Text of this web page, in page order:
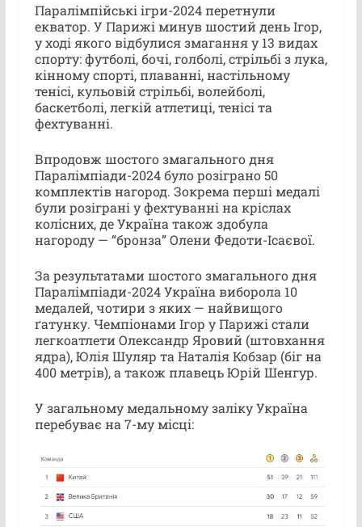
Паралімпійські ігри-2024 перетнули
екватор. У Парижі минув шостий день Ігор,
у ході якого відбулися змагання у 13 видах
спорту: футболі, бочі, голболі, стрільбі з лука,
кінному спорті, плаванні, настільному
тенісі, кульовій стрільбі, волейболі,
баскетболі, легкій атлетиці, тенісі та
фехтуванні.
Впродовж шостого змагального дня
Паралімпіади-2024 було розіграно 50
комплектів нагород. Зокрема перші медалі
були розіграні у фехтуванні на кріслах
колісних, де Україна також здобула
нагороду — “бронза” Олени Федоти-Ісаєвої.
За результатами шостого змагального дня
Паралімпіади-2024 Україна виборола 10
медалей, чотири з яких — найвищого
ґатунку. Чемпіонами Ігор у Парижі стали
легкоатлети Олександр Яровий (штовхання
ядра), Юлія Шуляр та Наталія Кобзар (біг на
400 метрів), а також плавець Юрій Шенгур.
У загальному медальному заліку Україна
перебуває на 7-му місці: